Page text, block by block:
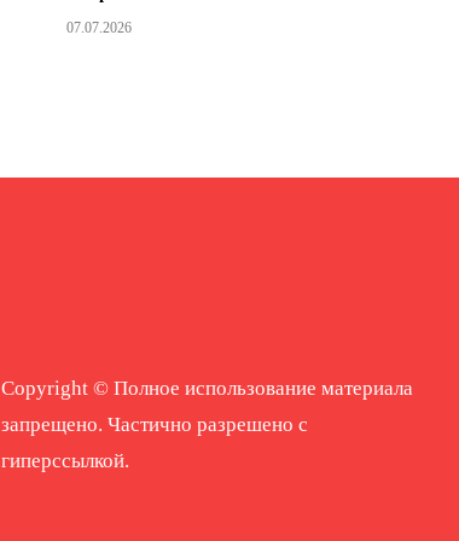
07.07.2026
Copyright © Полное использование материала
запрещено. Частично разрешено с
гиперссылкой.